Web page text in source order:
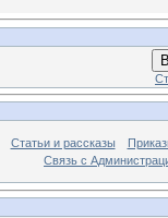
Статьи и рассказы
Связь с